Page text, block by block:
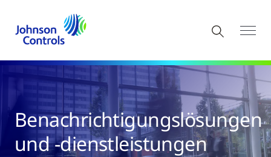
Benachrichtigungslösungen
und -dienstleistungen